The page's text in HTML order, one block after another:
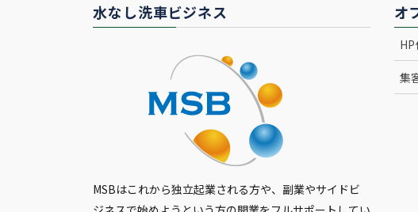
水なし洗車ビジネス
MSBはこれから独立起業される方や、副業やサイドビ
オ
集